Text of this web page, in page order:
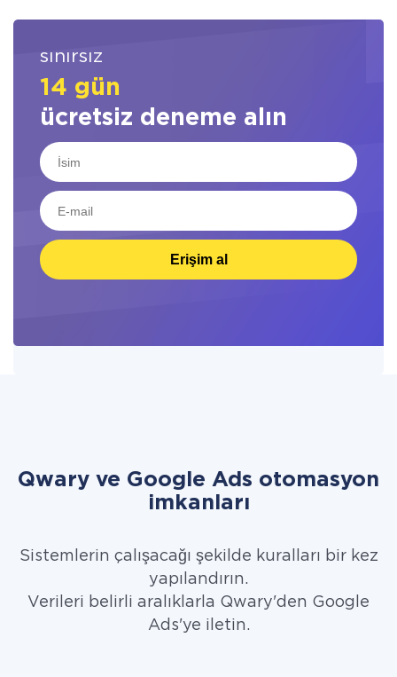
sınırsız
14 gün
ücretsiz deneme alın
Erişim al
Qwary ve Google Ads otomasyon
imkanları
Sistemlerin çalışacağı şekilde kuralları bir kez
yapılandırın.
Verileri belirli aralıklarla Qwary'den Google
Ads'ye iletin.